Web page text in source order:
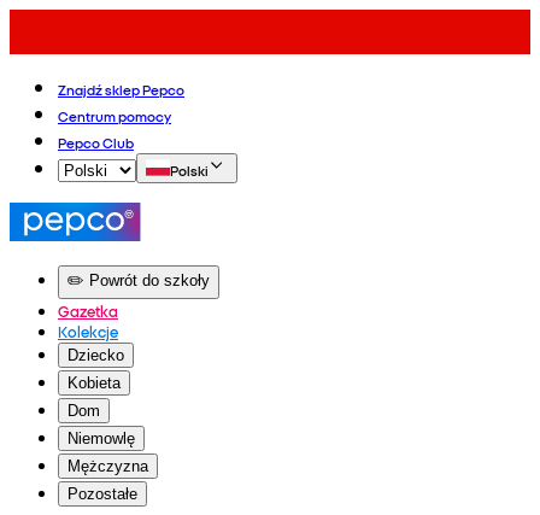
Znajdź sklep Pepco
Centrum pomocy
Pepco Club
Polski
✏️ Powrót do szkoły
Gazetka
Kolekcje
Dziecko
Kobieta
Dom
Niemowlę
Mężczyzna
Pozostałe